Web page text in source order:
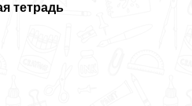
тетрадь